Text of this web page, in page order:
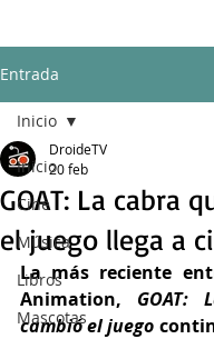
Entrada
Inicio
Cine
Música
Libros
Mascotas
Inicio
GOAT: La cabra
el juego llega a
DroideTV
20 feb
La más reciente
Animation, GOAT:
cambió el juego